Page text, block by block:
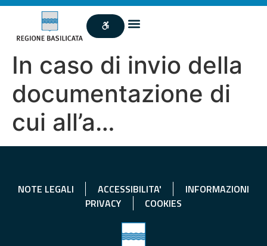
In caso di invio della
documentazione di
cui all’a…
NOTE LEGALI ACCESSIBILITA'
INFORMAZIONI
PRIVACY
COOKIES